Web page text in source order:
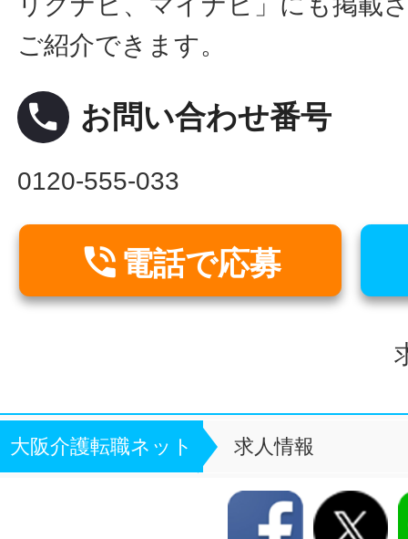
ご紹介できます。
local_phone お問い合わせ番号
0120-555-033
 電話で応募
大阪介護転職ネット 求人情報